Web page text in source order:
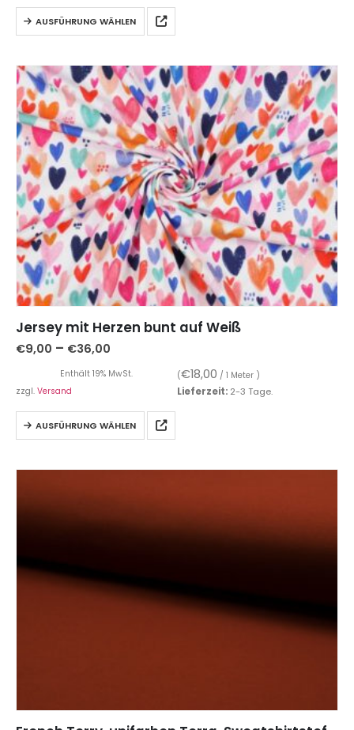
AUSFÜHRUNG WÄHLEN
Jersey mit Herzen bunt auf Weiß
€9,00 – €36,00
Enthält 19% MwSt. (€18,00 / 1 Meter )
zzgl. Versand Lieferzeit: 2-3 Tage.
AUSFÜHRUNG WÄHLEN